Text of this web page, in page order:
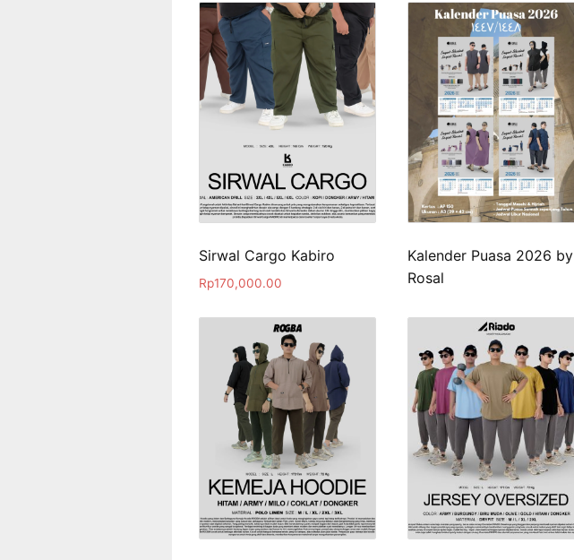
Sirwal Cargo Kabiro
Rp170,000.00
Kalender Puasa 2026 by
Rosal